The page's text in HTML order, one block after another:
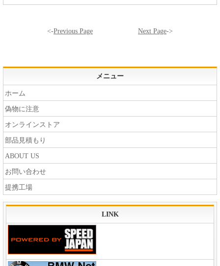
<-Previous Page Next Page->
メニュー
ホーム
偽物に注意
オンラインストア
部品見積もり
ABOUT US
お問い合わせ
提携工場
LINK